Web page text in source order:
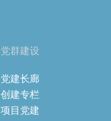
党群建设
党建长廊
创建专栏
项目党建